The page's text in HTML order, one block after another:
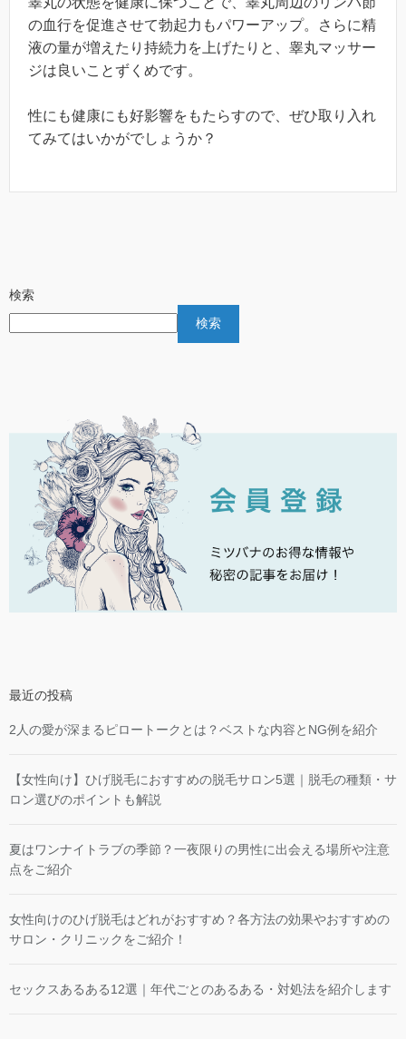
の血行を促進させて勃起力もパワーアップ。さらに精
液の量が増えたり持続力を上げたりと、睾丸マッサー
ジは良いことずくめです。
性にも健康にも好影響をもたらすので、ぜひ取り入れ
てみてはいかがでしょうか？
検索
検索
最近の投稿
2人の愛が深まるピロートークとは？ベストな内容とNG例を紹介
【女性向け】ひげ脱毛におすすめの脱毛サロン5選｜脱毛の種類・サ
ロン選びのポイントも解説
夏はワンナイトラブの季節？一夜限りの男性に出会える場所や注意
点をご紹介
女性向けのひげ脱毛はどれがおすすめ？各方法の効果やおすすめの
サロン・クリニックをご紹介！
セックスあるある12選｜年代ごとのあるある・対処法を紹介します